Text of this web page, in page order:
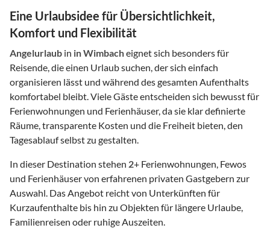
Eine Urlaubsidee für Übersichtlichkeit,
Komfort und Flexibilität
Angelurlaub in in Wimbacheignet sich besonders für
Reisende, die einen Urlaub suchen, der sich einfach
organisieren lässt und während des gesamten Aufenthalts
komfortabel bleibt. Viele Gäste entscheiden sich bewusst für
Ferienwohnungen und Ferienhäuser, da sie klar definierte
Räume, transparente Kosten und die Freiheit bieten, den
Tagesablauf selbst zu gestalten.
In dieser Destination stehen 2+ Ferienwohnungen, Fewos
und Ferienhäuser von erfahrenen privaten Gastgebern zur
Auswahl. Das Angebot reicht von Unterkünften für
Kurzaufenthalte bis hin zu Objekten für längere Urlaube,
Familienreisen oder ruhige Auszeiten.